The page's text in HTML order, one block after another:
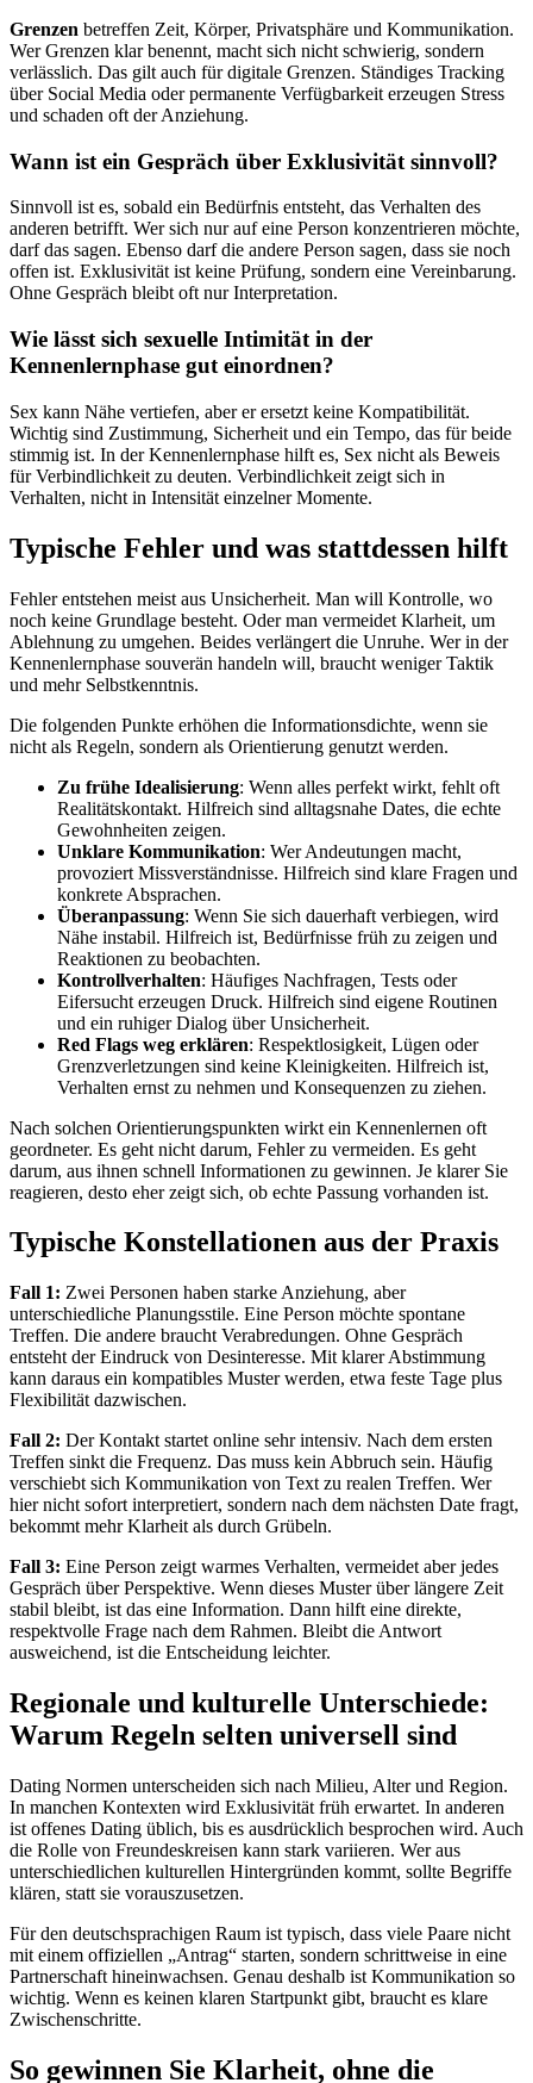
Grenzen betreffen Zeit, Körper, Privatsphäre und Kommunikation.
Wer Grenzen klar benennt, macht sich nicht schwierig, sondern
verlässlich. Das gilt auch für digitale Grenzen. Ständiges Tracking
über Social Media oder permanente Verfügbarkeit erzeugen Stress
und schaden oft der Anziehung.
Wann ist ein Gespräch über Exklusivität sinnvoll?
Sinnvoll ist es, sobald ein Bedürfnis entsteht, das Verhalten des
anderen betrifft. Wer sich nur auf eine Person konzentrieren möchte,
darf das sagen. Ebenso darf die andere Person sagen, dass sie noch
offen ist. Exklusivität ist keine Prüfung, sondern eine Vereinbarung.
Ohne Gespräch bleibt oft nur Interpretation.
Wie lässt sich sexuelle Intimität in der
Kennenlernphase gut einordnen?
Sex kann Nähe vertiefen, aber er ersetzt keine Kompatibilität.
Wichtig sind Zustimmung, Sicherheit und ein Tempo, das für beide
stimmig ist. In der Kennenlernphase hilft es, Sex nicht als Beweis
für Verbindlichkeit zu deuten. Verbindlichkeit zeigt sich in
Verhalten, nicht in Intensität einzelner Momente.
Typische Fehler und was stattdessen hilft
Fehler entstehen meist aus Unsicherheit. Man will Kontrolle, wo
noch keine Grundlage besteht. Oder man vermeidet Klarheit, um
Ablehnung zu umgehen. Beides verlängert die Unruhe. Wer in der
Kennenlernphase souverän handeln will, braucht weniger Taktik
und mehr Selbstkenntnis.
Die folgenden Punkte erhöhen die Informationsdichte, wenn sie
nicht als Regeln, sondern als Orientierung genutzt werden.
Zu frühe Idealisierung: Wenn alles perfekt wirkt, fehlt oft
Realitätskontakt. Hilfreich sind alltagsnahe Dates, die echte
Gewohnheiten zeigen.
Unklare Kommunikation: Wer Andeutungen macht,
provoziert Missverständnisse. Hilfreich sind klare Fragen und
konkrete Absprachen.
Überanpassung: Wenn Sie sich dauerhaft verbiegen, wird
Nähe instabil. Hilfreich ist, Bedürfnisse früh zu zeigen und
Reaktionen zu beobachten.
Kontrollverhalten: Häufiges Nachfragen, Tests oder
Eifersucht erzeugen Druck. Hilfreich sind eigene Routinen
und ein ruhiger Dialog über Unsicherheit.
Red Flags weg erklären: Respektlosigkeit, Lügen oder
Grenzverletzungen sind keine Kleinigkeiten. Hilfreich ist,
Verhalten ernst zu nehmen und Konsequenzen zu ziehen.
Nach solchen Orientierungspunkten wirkt ein Kennenlernen oft
geordneter. Es geht nicht darum, Fehler zu vermeiden. Es geht
darum, aus ihnen schnell Informationen zu gewinnen. Je klarer Sie
reagieren, desto eher zeigt sich, ob echte Passung vorhanden ist.
Typische Konstellationen aus der Praxis
Fall 1: Zwei Personen haben starke Anziehung, aber
unterschiedliche Planungsstile. Eine Person möchte spontane
Treffen. Die andere braucht Verabredungen. Ohne Gespräch
entsteht der Eindruck von Desinteresse. Mit klarer Abstimmung
kann daraus ein kompatibles Muster werden, etwa feste Tage plus
Flexibilität dazwischen.
Fall 2: Der Kontakt startet online sehr intensiv. Nach dem ersten
Treffen sinkt die Frequenz. Das muss kein Abbruch sein. Häufig
verschiebt sich Kommunikation von Text zu realen Treffen. Wer
hier nicht sofort interpretiert, sondern nach dem nächsten Date fragt,
bekommt mehr Klarheit als durch Grübeln.
Fall 3: Eine Person zeigt warmes Verhalten, vermeidet aber jedes
Gespräch über Perspektive. Wenn dieses Muster über längere Zeit
stabil bleibt, ist das eine Information. Dann hilft eine direkte,
respektvolle Frage nach dem Rahmen. Bleibt die Antwort
ausweichend, ist die Entscheidung leichter.
Regionale und kulturelle Unterschiede:
Warum Regeln selten universell sind
Dating Normen unterscheiden sich nach Milieu, Alter und Region.
In manchen Kontexten wird Exklusivität früh erwartet. In anderen
ist offenes Dating üblich, bis es ausdrücklich besprochen wird. Auch
die Rolle von Freundeskreisen kann stark variieren. Wer aus
unterschiedlichen kulturellen Hintergründen kommt, sollte Begriffe
klären, statt sie vorauszusetzen.
Für den deutschsprachigen Raum ist typisch, dass viele Paare nicht
mit einem offiziellen „Antrag“ starten, sondern schrittweise in eine
Partnerschaft hineinwachsen. Genau deshalb ist Kommunikation so
wichtig. Wenn es keinen klaren Startpunkt gibt, braucht es klare
Zwischenschritte.
So gewinnen Sie Klarheit, ohne die